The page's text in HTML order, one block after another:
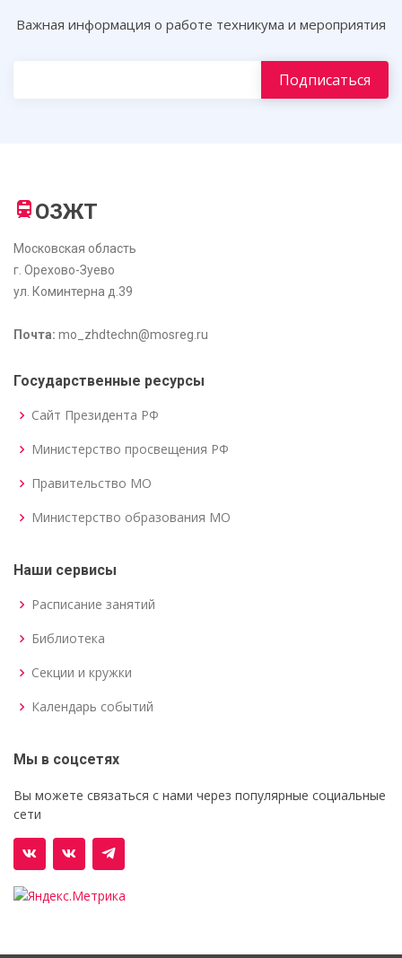
Важная информация о работе техникума и мероприятия
ОЗЖТ
Московская область
г. Орехово-Зуево
ул. Коминтерна д.39
Почта: mo_zhdtechn@mosreg.ru
Государственные ресурсы
Сайт Президента РФ
Министерство просвещения РФ
Правительство МО
Министерство образования МО
Наши сервисы
Расписание занятий
Библиотека
Секции и кружки
Календарь событий
Мы в соцсетях
Вы можете связаться с нами через популярные социальные
сети